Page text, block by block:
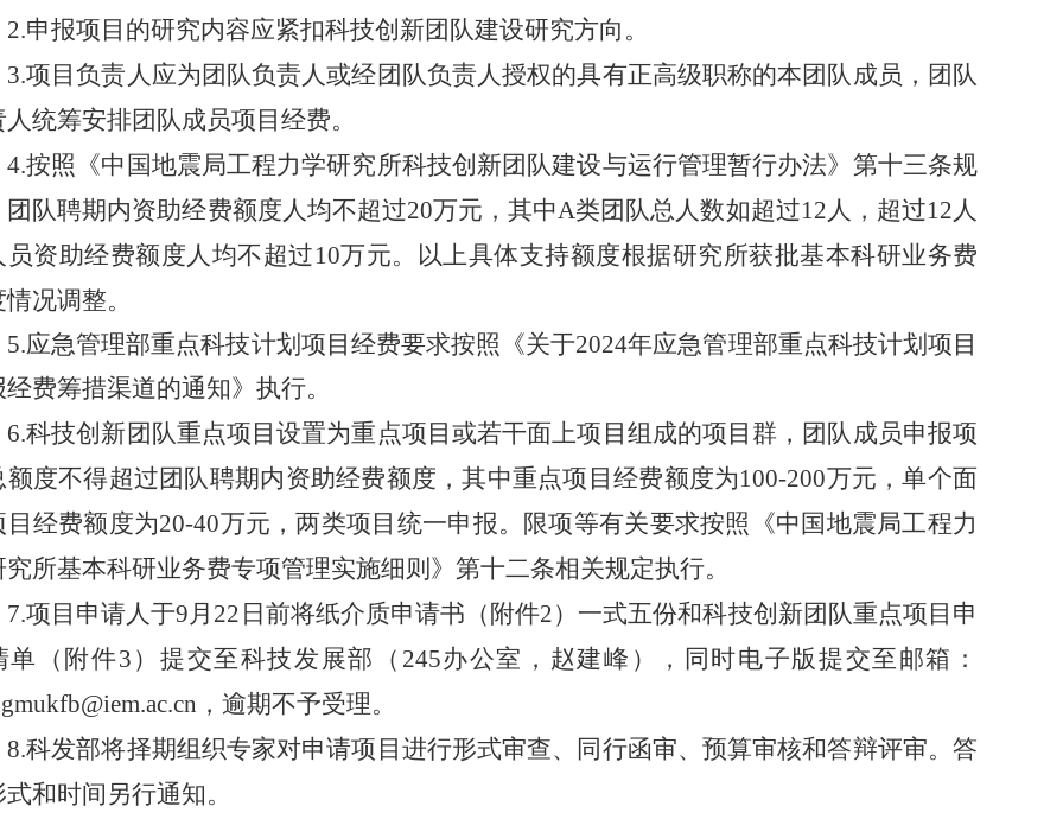
2.申报项目的研究内容应紧扣科技创新团队建设研究方向。
3.项目负责人应为团队负责人或经团队负责人授权的具有正高级职称的本团队成员，团队
统筹安排团队成员项目经费。
4.按照《中国地震局工程力学研究所科技创新团队建设与运行管理暂行办法》第十三条规
团队聘期内资助经费额度人均不超过20万元，其中A类团队总人数如超过12人，超过12人
员资助经费额度人均不超过10万元。以上具体支持额度根据研究所获批基本科研业务费
况调整。
5.应急管理部重点科技计划项目经费要求按照《关于2024年应急管理部重点科技计划项目
费筹措渠道的通知》执行。
6.科技创新团队重点项目设置为重点项目或若干面上项目组成的项目群，团队成员申报项
额度不得超过团队聘期内资助经费额度，其中重点项目经费额度为100-200万元，单个面
目经费额度为20-40万元，两类项目统一申报。限项等有关要求按照《中国地震局工程力
究所基本科研业务费专项管理实施细则》第十二条相关规定执行。
7.项目申请人于9月22日前将纸介质申请书（附件2）一式五份和科技创新团队重点项目申
单（附件3）提交至科技发展部（245办公室，赵建峰），同时电子版提交至邮箱：
，逾期不予受理。
8.科发部将择期组织专家对申请项目进行形式审查、同行函审、预算审核和答辩评审。答
和时间另行通知。